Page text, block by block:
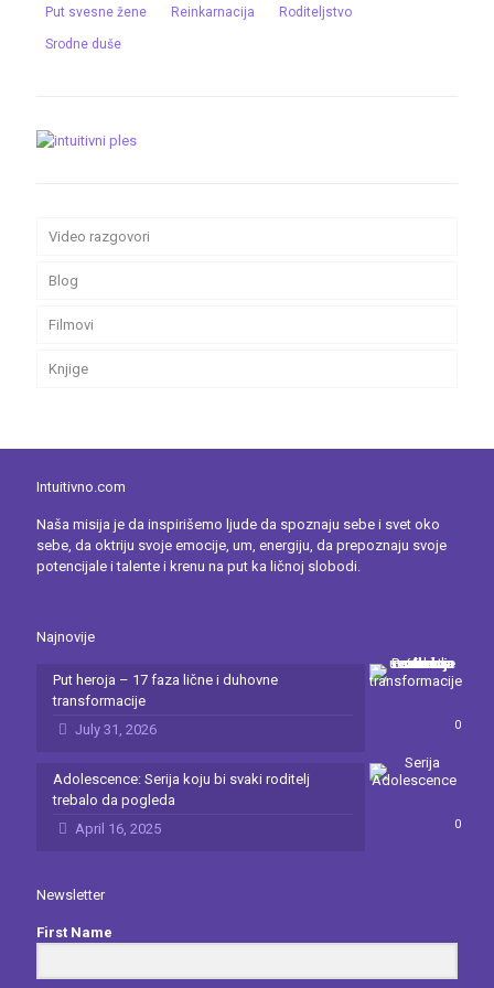
Put svesne žene Reinkarnacija Roditeljstvo
Srodne duše
Video razgovori
Blog
Filmovi
Knjige
Intuitivno.com
Naša misija je da inspirišemo ljude da spoznaju sebe i svet oko
sebe, da oktriju svoje emocije, um, energiju, da prepoznaju svoje
potencijale i talente i krenu na put ka ličnoj slobodi.
Najnovije
0
Put heroja – 17 faza lične i duhovne
transformacije
July 31, 2026
0
Adolescence: Serija koju bi svaki roditelj
trebalo da pogleda
April 16, 2025
Newsletter
First Name